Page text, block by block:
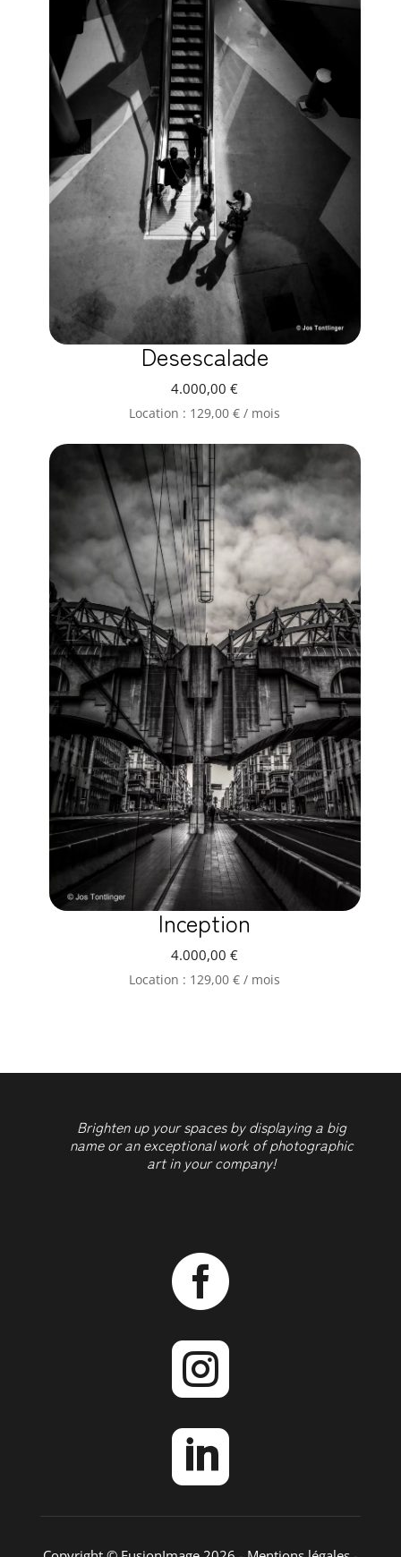
Desescalade
4.000,00€
Location : 129,00€ / mois
Inception
4.000,00€
Location : 129,00€ / mois
Brighten up your spaces by displaying a big
name or an exceptional work of photographic
art in your company!


